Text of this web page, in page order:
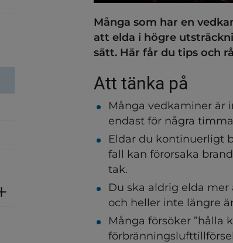
Undersidor för
Många som har en
att elda i högre
sätt. Här får du tips och
Att tänka på
Många vedkaminer är
endast för några
Eldar du kontinuerligt
fall kan förorsaka
tak.
Du ska aldrig elda
och heller inte längre
Många försöker ”hålla